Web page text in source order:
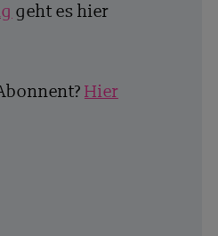
geht es hier
Hier